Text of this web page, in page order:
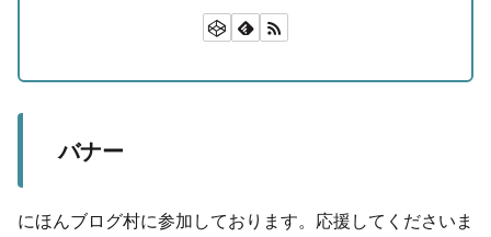
バナー
にほんブログ村に参加しております。応援してくださいま